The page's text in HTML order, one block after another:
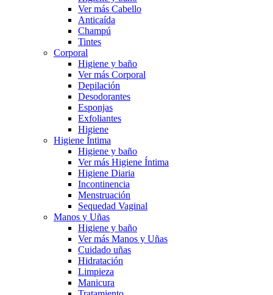
Ver más Cabello
Anticaída
Champú
Tintes
Corporal
Higiene y baño
Ver más Corporal
Depilación
Desodorantes
Esponjas
Exfoliantes
Higiene
Higiene Íntima
Higiene y baño
Ver más Higiene Íntima
Higiene Diaria
Incontinencia
Menstruación
Sequedad Vaginal
Manos y Uñas
Higiene y baño
Ver más Manos y Uñas
Cuidado uñas
Hidratación
Limpieza
Manicura